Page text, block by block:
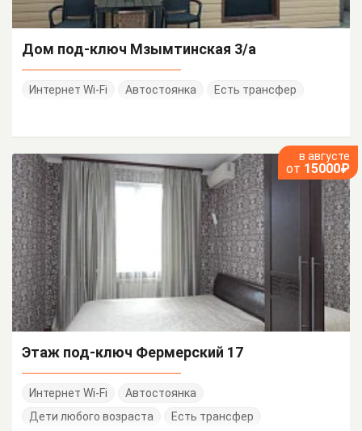
Дом под-ключ Мзымтинская 3/а
Интернет Wi-Fi Автостоянка Есть трансфер
в августе
от 15000₽
Этаж под-ключ Фермерский 17
Интернет Wi-Fi
Автостоянка
Дети любого возраста
Есть трансфер